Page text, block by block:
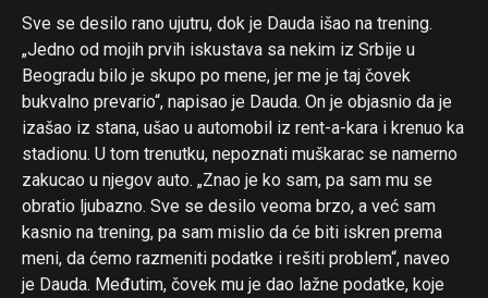
Sve se desilo rano ujutru, dok je Dauda išao na trening.
„Jedno od mojih prvih iskustava sa nekim iz Srbije u
Beogradu bilo je skupo po mene, jer me je taj čovek
bukvalno prevario“, napisao je Dauda. On je objasnio da je
izašao iz stana, ušao u automobil iz rent-a-kara i krenuo ka
stadionu. U tom trenutku, nepoznati muškarac se namerno
zakucao u njegov auto. „Znao je ko sam, pa sam mu se
obratio ljubazno. Sve se desilo veoma brzo, a već sam
kasnio na trening, pa sam mislio da će biti iskren prema
meni, da ćemo razmeniti podatke i rešiti problem“, naveo
je Dauda. Međutim, čovek mu je dao lažne podatke, koje